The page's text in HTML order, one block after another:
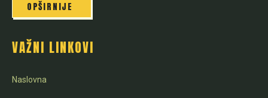
OPŠIRNIJE
VAŽNI LINKOVI
Naslovna